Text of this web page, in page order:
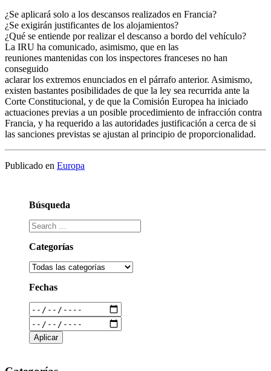
¿Se aplicará solo a los descansos realizados en Francia?
¿Se exigirán justificantes de los alojamientos?
¿Qué se entiende por realizar el descanso a bordo del vehículo?
La IRU ha comunicado, asimismo, que en las
reuniones mantenidas con los inspectores franceses no han
conseguido
aclarar los extremos enunciados en el párrafo anterior. Asimismo,
existen bastantes posibilidades de que la ley sea recurrida ante la
Corte Constitucional, y de que la Comisión Europea ha iniciado
actuaciones previas a un posible procedimiento de infracción contra
Francia, y ha requerido a las autoridades justificación a cerca de si
las sanciones previstas se ajustan al principio de proporcionalidad.
Publicado en Europa
Búsqueda
Categorías
Fechas